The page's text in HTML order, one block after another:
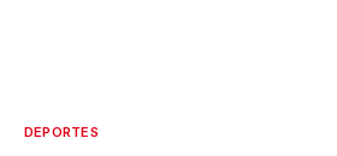
DEPORTES